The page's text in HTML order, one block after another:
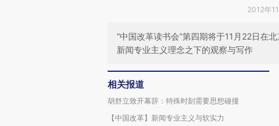
2012年
“中国改革读书会”第四期将于11月22日在
新闻专业主义理念之下的观察与写作
相关报道
胡舒立致开幕辞：特殊时刻需要思想碰撞
【中国改革】新闻专业主义与软实力